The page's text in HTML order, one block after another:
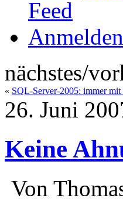
Anmelden
nächstes/
« SQL-Server-2005: immer mit
26. Juni
Keine
Von